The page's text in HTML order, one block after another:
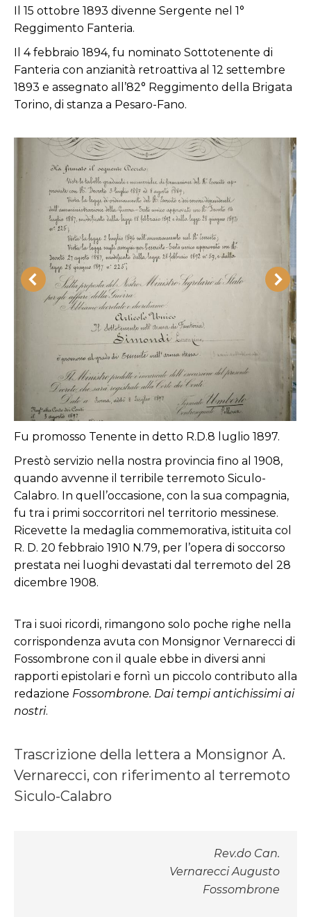
Il 15 ottobre 1893 divenne Sergente nel 1°
Reggimento Fanteria.
Il 4 febbraio 1894, fu nominato Sottotenente di
Fanteria con anzianità retroattiva al 12 settembre
1893 e assegnato all’82° Reggimento della Brigata
Torino, di stanza a Pesaro-Fano.
Fu promosso Tenente in detto R.D.8 luglio 1897.
Prestò servizio nella nostra provincia fino al 1908,
quando avvenne il terribile terremoto Siculo-
Calabro. In quell’occasione, con la sua compagnia,
fu tra i primi soccorritori nel territorio messinese.
Ricevette la medaglia commemorativa, istituita col
R. D. 20 febbraio 1910 N.79, per l’opera di soccorso
prestata nei luoghi devastati dal terremoto del 28
dicembre 1908.
Tra i suoi ricordi, rimangono solo poche righe nella
corrispondenza avuta con Monsignor Vernarecci di
Fossombrone con il quale ebbe in diversi anni
rapporti epistolari e fornì un piccolo contributo alla
redazione Fossombrone. Dai tempi antichissimi ai
nostri.
Trascrizione della lettera a Monsignor A.
Vernarecci, con riferimento al terremoto
Siculo-Calabro
Rev.do Can.
Vernarecci Augusto
Fossombrone